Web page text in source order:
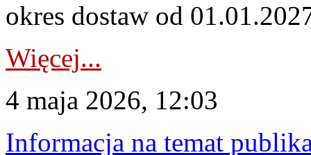
okres dostaw od
Więcej...
4 maja 2026, 12:03
Informacja na temat